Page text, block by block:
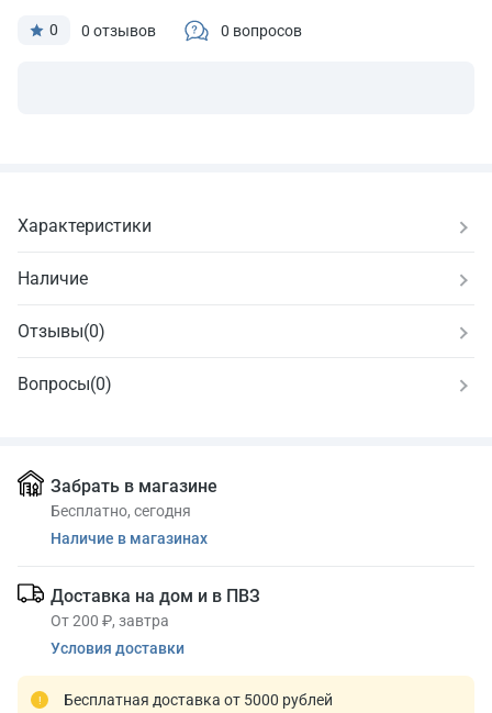
0 0 отзывов 0 вопросов
Характеристики
Наличие
Отзывы(0)
Вопросы(0)
Забрать в магазине
Бесплатно, сегодня
Наличие в магазинах
Доставка на дом и в ПВЗ
От 200 ₽, завтра
Условия доставки
Бесплатная доставка от 5000 рублей